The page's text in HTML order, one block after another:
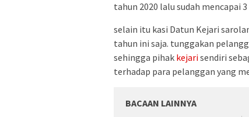
tahun 2020 lalu sudah mencapai
selain itu kasi Datun Kejari
tahun ini saja. tunggakan
sehingga pihak kejarisendiri
terhadap para pelanggan yang
BACAAN LAINNYA